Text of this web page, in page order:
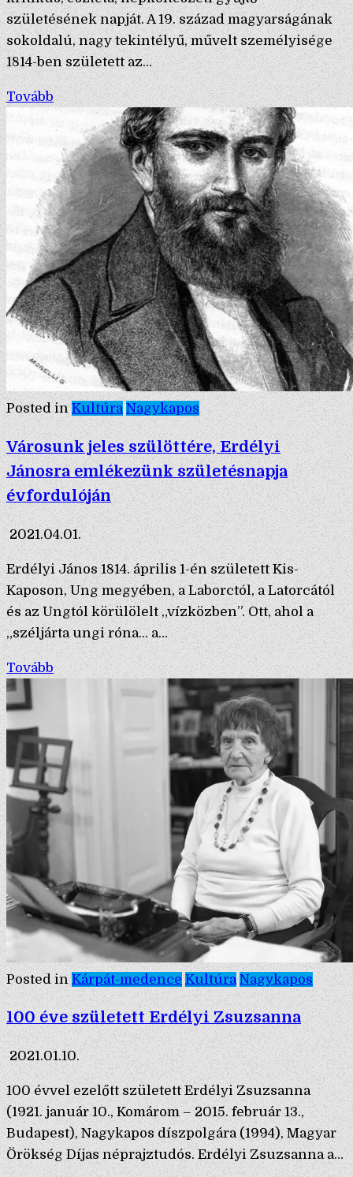
születésének napját. A 19. század magyarságának
sokoldalú, nagy tekintélyű, művelt személyisége
1814-ben született az…
Tovább
Posted inKultúra Nagykapos
Városunk jeles szülöttére, Erdélyi
Jánosra emlékezünk születésnapja
évfordulóján
2021.04.01.
Erdélyi János 1814. április 1-én született Kis-
Kaposon, Ung megyében, a Laborctól, a Latorcától
és az Ungtól körülölelt „vízközben”. Ott, ahol a
„széljárta ungi róna… a…
Tovább
Posted inKárpát-medence Kultúra Nagykapos
100 éve született Erdélyi Zsuzsanna
2021.01.10.
100 évvel ezelőtt született Erdélyi Zsuzsanna
(1921. január 10., Komárom – 2015. február 13.,
Budapest), Nagykapos díszpolgára (1994), Magyar
Örökség Díjas néprajztudós. Erdélyi Zsuzsanna a…